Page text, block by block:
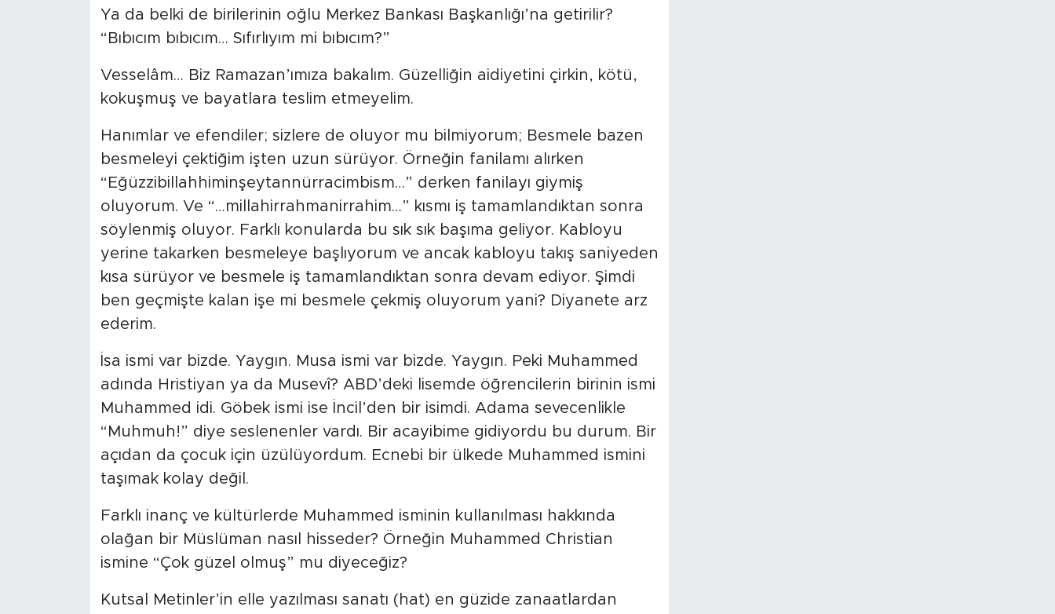
Ya da belki de birilerinin oğlu Merkez Bankası Başkanlığı’na getirilir?
“Bıbıcım bıbıcım… Sıfırlıyım mi bıbıcım?”
Vesselâm… Biz Ramazan’ımıza bakalım. Güzelliğin aidiyetini çirkin, kötü,
kokuşmuş ve bayatlara teslim etmeyelim.
Hanımlar ve efendiler; sizlere de oluyor mu bilmiyorum; Besmele bazen
besmeleyi çektiğim işten uzun sürüyor. Örneğin fanilamı alırken
“Eğüzzibillahhiminşeytannürracimbism…” derken fanilayı giymiş
oluyorum. Ve “…millahirrahmanirrahim…” kısmı iş tamamlandıktan sonra
söylenmiş oluyor. Farklı konularda bu sık sık başıma geliyor. Kabloyu
yerine takarken besmeleye başlıyorum ve ancak kabloyu takış saniyeden
kısa sürüyor ve besmele iş tamamlandıktan sonra devam ediyor. Şimdi
ben geçmişte kalan işe mi besmele çekmiş oluyorum yani? Diyanete arz
ederim.
İsa ismi var bizde. Yaygın. Musa ismi var bizde. Yaygın. Peki Muhammed
adında Hristiyan ya da Musevî? ABD’deki lisemde öğrencilerin birinin ismi
Muhammed idi. Göbek ismi ise İncil’den bir isimdi. Adama sevecenlikle
“Muhmuh!” diye seslenenler vardı. Bir acayibime gidiyordu bu durum. Bir
açıdan da çocuk için üzülüyordum. Ecnebi bir ülkede Muhammed ismini
taşımak kolay değil.
Farklı inanç ve kültürlerde Muhammed isminin kullanılması hakkında
olağan bir Müslüman nasıl hisseder? Örneğin Muhammed Christian
ismine “Çok güzel olmuş” mu diyeceğiz?
Kutsal Metinler’in elle yazılması sanatı (hat) en güzide zanaatlardan